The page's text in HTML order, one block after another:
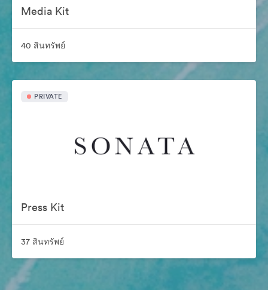
Media Kit
40 สินทรัพย์
PRIVATE
Press Kit
37 สินทรัพย์